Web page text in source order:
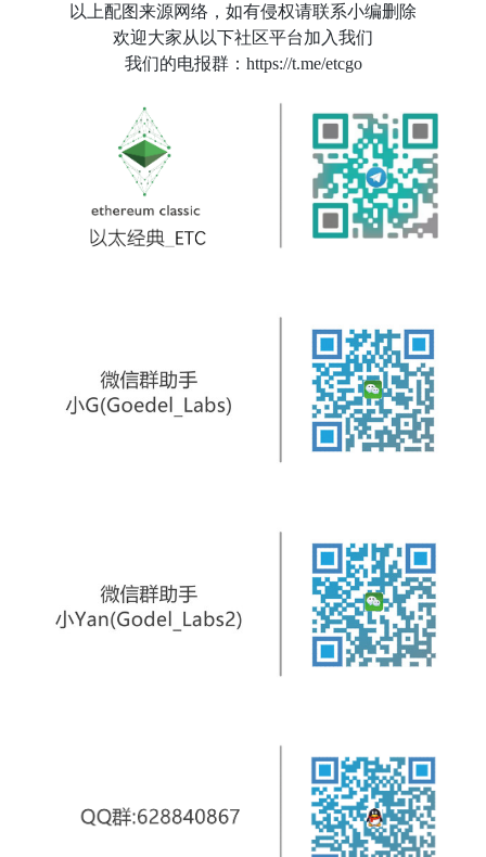
以上配图来源网络，如有侵权请联系小编删除
欢迎大家从以下社区平台加入我们
我们的电报群：https://t.me/etcgo